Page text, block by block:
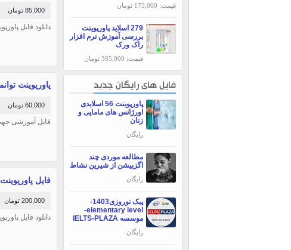
قیمت: 175,000 تومان
279 اسلاید پاورپوینت
بررسی آموزش نرم افزار
راک ورک
قیمت: 385,000 تومان
فایل های رایگان جدید
پاورپوینت 56 اسلایدی
اورژانس های مامایی و
زنان
رایگان
مطالعه موردی چند
اگزبیشن از شیرین نشاط
رایگان
پیک نوروزی1403-
elementary level-
موسسه IELTS-PLAZA
رایگان
85,000 تومان
دانلود فایل
پاورپوینت
60,000 تومان
فایل آموزشی
فایل پاورپوینت
200,000 تومان
دانلود فایل پاورپوینت 49 اسلایدی پیرامون جامع برای دوره